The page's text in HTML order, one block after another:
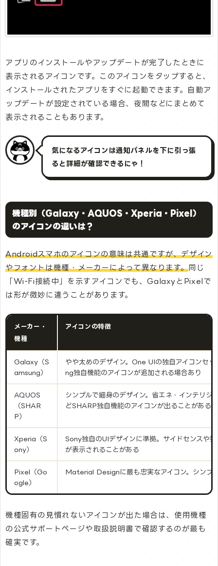
アプリのインストールやアップデートが完了したときに
表示されるアイコンです。このアイコンをタップすると、
インストールされたアプリをすぐに起動できます。自動ア
ップデートが設定されている場合、夜間などにまとめて
表示されることもあります。
気になるアイコンは通知パネルを下に引っ張
ると詳細が確認できるにゃ！
機種別（Galaxy・AQUOS・Xperia・Pixel）
のアイコンの違いは？
Androidスマホのアイコンの意味は共通ですが、デザイン
やフォントは機種・メーカーによって異なります。同じ
「Wi-Fi接続中」を示すアイコンでも、GalaxyとPixelで
は形が微妙に違うことがあります。
メーカー・
機種
アイコンの特徴
Galaxy（S
amsung）
やや太めのデザイン。One UIの独自アイコンセ
ng独自機能のアイコンが追加される場合あり
AQUOS
（SHAR
P）
シンプルで細身のデザイン。省エネ・インテリジ
どSHARP独自機能のアイコンが出ることがある
Xperia（S
ony）
Sony独自のUIデザインに準拠。サイドセンスや
が表示されることがある
Pixel（Go
ogle）
Material Designに最も忠実なアイコン。シンプ
機種固有の見慣れないアイコンが出た場合は、使用機種
の公式サポートページや取扱説明書で確認するのが最も
確実です。